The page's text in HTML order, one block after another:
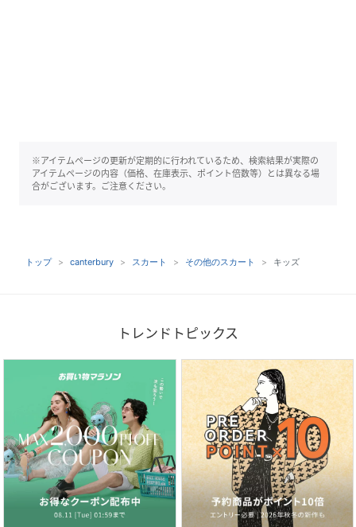
※アイテムページの更新が定期的に行われているため、検索結果が実際の
アイテムページの内容（価格、在庫表示、ポイント倍数等）とは異なる場
合がございます。ご注意ください。
トップ canterbury スカート その他のスカート キッズ
トレンドトピックス